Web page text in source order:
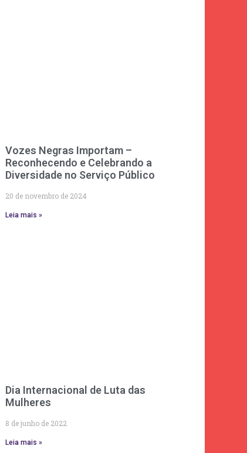
Vozes Negras Importam –
Reconhecendo e Celebrando a
Diversidade no Serviço Público
20 de novembro de 2024
Leia mais »
Dia Internacional de Luta das
Mulheres
8 de junho de 2022
Leia mais »